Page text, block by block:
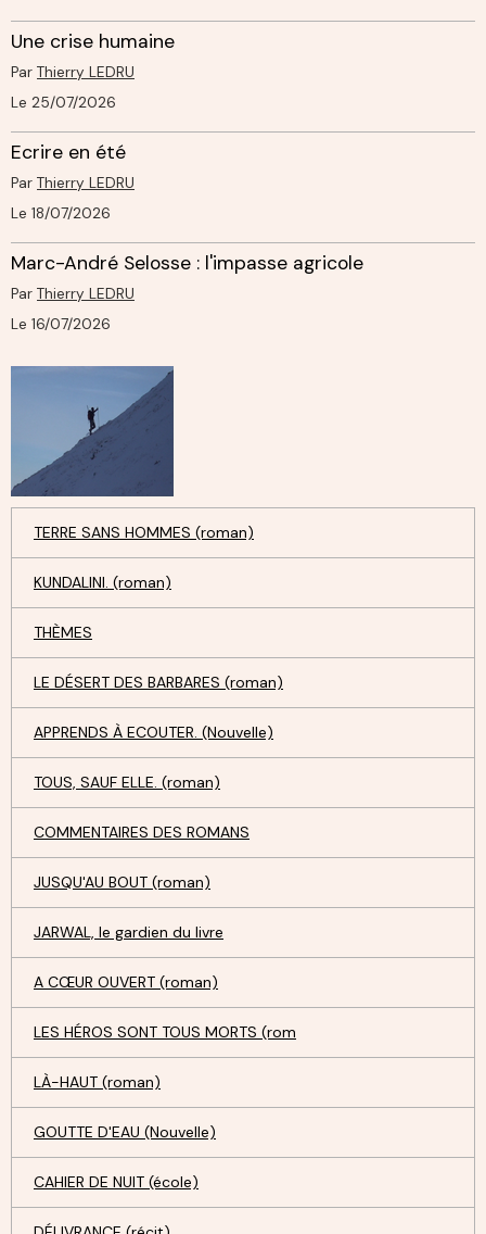
Une crise humaine
Par Thierry LEDRU
Le 25/07/2026
Ecrire en été
Par Thierry LEDRU
Le 18/07/2026
Marc-André Selosse : l'impasse agricole
Par Thierry LEDRU
Le 16/07/2026
TERRE SANS HOMMES (roman)
KUNDALINI. (roman)
THÈMES
LE DÉSERT DES BARBARES (roman)
APPRENDS À ECOUTER. (Nouvelle)
TOUS, SAUF ELLE. (roman)
COMMENTAIRES DES ROMANS
JUSQU'AU BOUT (roman)
JARWAL, le gardien du livre
A CŒUR OUVERT (roman)
LES HÉROS SONT TOUS MORTS (rom
LÀ-HAUT (roman)
GOUTTE D'EAU (Nouvelle)
CAHIER DE NUIT (école)